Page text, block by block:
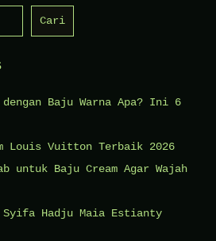
Cari
Baju Warna Apa? Ini 6
Louis Vuitton Terbaik 2026
untuk Baju Cream Agar Wajah
Syifa Hadju Maia Estianty